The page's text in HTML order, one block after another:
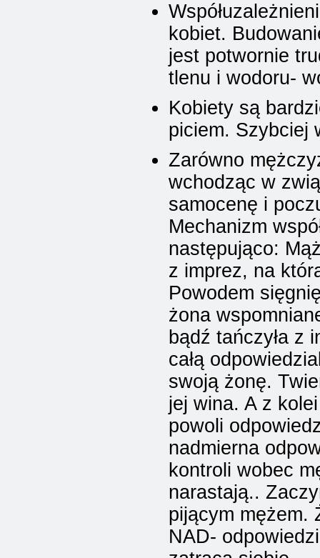
kobiet.
jest potwornie
tlenu i wodoru-
Kobiety są
piciem. Szybciej
Zarówno
wchodząc w
samocenę i
Mechanizm
następująco:
z imprez, na
Powodem
żona
bądź tańczyła z
całą
swoją żonę.
jej wina. A z
powoli
nadmierna
kontroli wobec
narastają..
pijącym mężem.
NAD-